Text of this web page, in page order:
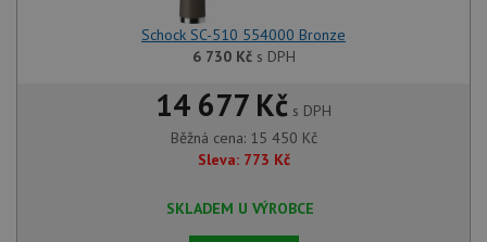
Schock SC-510 554000 Bronze
6 730 Kčs DPH
14 677 Kč s DPH
Běžná cena: 15 450 Kč
Sleva: 773 Kč
SKLADEM U VÝROBCE